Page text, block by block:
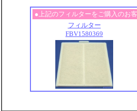
●上記のフィルターをご購入のお
フィルター
FBV1580369